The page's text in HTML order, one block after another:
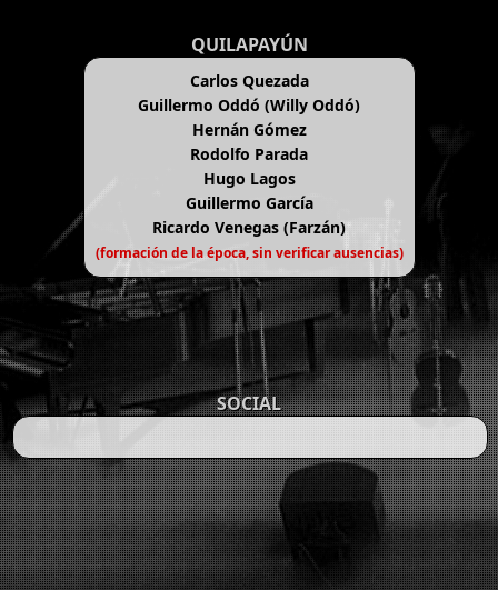
QUILAPAYÚN
Carlos Quezada
Guillermo Oddó (Willy Oddó)
Hernán Gómez
Rodolfo Parada
Hugo Lagos
Guillermo García
Ricardo Venegas (Farzán)
(formación de la época, sin verificar ausencias)
SOCIAL